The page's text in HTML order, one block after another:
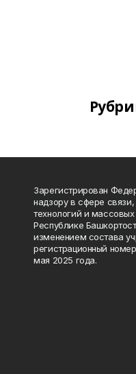
Зарегистрирован
надзору в сфере
технологий и
Республике
изменением состава
регистрационный
мая 2025 года.